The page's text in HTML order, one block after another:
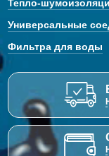
Тепло-
Универсальные
Фильтра для воды